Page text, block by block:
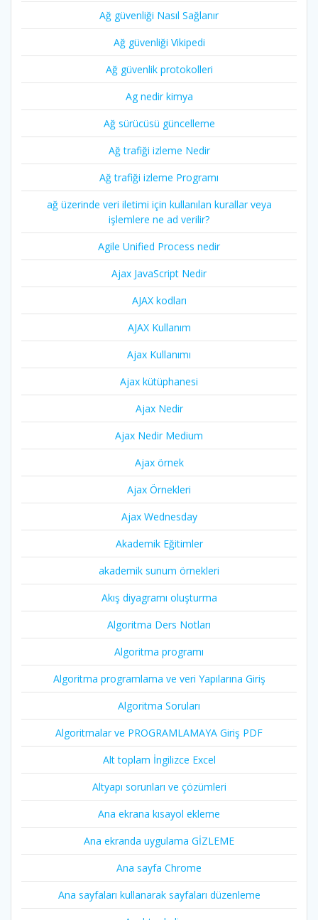
Ağ güvenliği Nasıl Sağlanır
Ağ güvenliği Vikipedi
Ağ güvenlik protokolleri
Ag nedir kimya
Ağ sürücüsü güncelleme
Ağ trafiği izleme Nedir
Ağ trafiği izleme Programı
ağ üzerinde veri iletimi için kullanılan kurallar veya
işlemlere ne ad verilir?
Agile Unified Process nedir
Ajax JavaScript Nedir
AJAX kodları
AJAX Kullanım
Ajax Kullanımı
Ajax kütüphanesi
Ajax Nedir
Ajax Nedir Medium
Ajax örnek
Ajax Örnekleri
Ajax Wednesday
Akademik Eğitimler
akademik sunum örnekleri
Akış diyagramı oluşturma
Algoritma Ders Notları
Algoritma programı
Algoritma programlama ve veri Yapılarına Giriş
Algoritma Soruları
Algoritmalar ve PROGRAMLAMAYA Giriş PDF
Alt toplam İngilizce Excel
Altyapı sorunları ve çözümleri
Ana ekrana kısayol ekleme
Ana ekranda uygulama GİZLEME
Ana sayfa Chrome
Ana sayfaları kullanarak sayfaları düzenleme